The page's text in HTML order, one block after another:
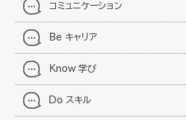
コミュニケーション
Be キャリア
Know 学び
Do スキル